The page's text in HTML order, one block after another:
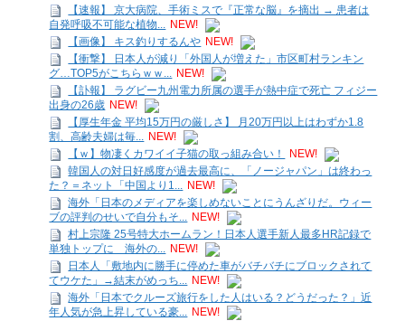
【速報】 京大病院、手術ミスで『正常な脳』を摘出 → 患者は
自発呼吸不可能な植物... NEW!
【画像】 キス釣りするんや NEW!
【衝撃】 日本人が減り「外国人が増えた」市区町村ランキン
グ…TOP5がこちらｗｗ... NEW!
【訃報】 ラグビー九州電力所属の選手が熱中症で死亡 フィジー
出身の26歳 NEW!
【厚生年金 平均15万円の厳しさ】 月20万円以上はわずか1.8
割、高齢夫婦は毎... NEW!
【ｗ】物凄くカワイイ子猫の取っ組み合い！
NEW!
韓国人の対日好感度が過去最高に、「ノージャパン」は終わっ
た？＝ネット「中国より1... NEW!
海外「日本のメディアを楽しめないことにうんざりだ。ウィー
ブの評判のせいで自分もそ... NEW!
村上宗隆 25号特大ホームラン！日本人選手新人最多HR記録で
単独トップに 海外の... NEW!
日本人「敷地内に勝手に停めた車がバチバチにブロックされて
てウケた」→結末がめっち... NEW!
海外「日本でクルーズ旅行をした人はいる？どうだった？」近
年人気が急上昇している豪... NEW!